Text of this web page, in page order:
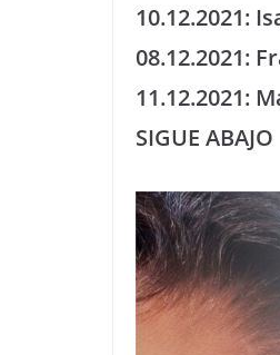
10.12.2021:
08.12.2021:
11.12.2021:
SIGUE ABAJO